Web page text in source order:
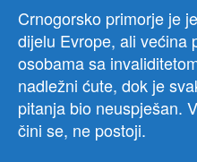
Crnogorsko primorje je
dijelu Evrope, ali većina
osobama sa
nadležni ćute, dok je
pitanja bio neuspješan.
čini se, ne postoji.